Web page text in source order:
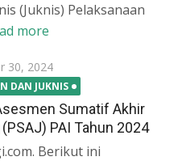
(Juknis) Pelaksanaan
more
30, 2024
DAN JUKNIS
Sumatif Akhir
PAI Tahun 2024
Berikut ini